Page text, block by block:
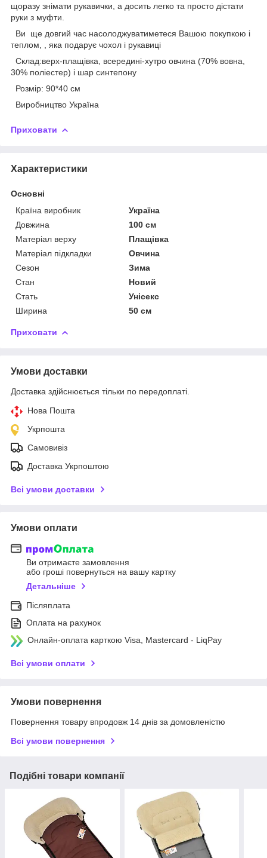
щоразу знімати рукавички, а досить легко та просто дістати
руки з муфти.
Ви ще довгий час насолоджуватиметеся Вашою покупкою і
теплом, , яка подарує чохол і рукавиці
Склад:верх-плащівка, всередині-хутро овчина (70% вовна,
30% поліестер) і шар синтепону
Розмір: 90*40 см
Виробництво Україна
Приховати
Характеристики
Основні
Країна виробник
Україна
Довжина
100 см
Матеріал верху
Плащівка
Матеріал підкладки
Овчина
Сезон
Зима
Стан
Новий
Стать
Унісекс
Ширина
50 см
Приховати
Умови доставки
Доставка здійснюється тільки по передоплаті.
Нова Пошта
Укрпошта
Самовивіз
Доставка Укрпоштою
Всі умови доставки
Умови оплати
Ви отримаєте замовлення
або гроші повернуться на вашу картку
Детальніше
Післяплата
Оплата на рахунок
Онлайн-оплата карткою Visa, Mastercard - LiqPay
Всі умови оплати
Умови повернення
Повернення товару впродовж 14 днів за домовленістю
Всі умови повернення
Подібні товари компанії